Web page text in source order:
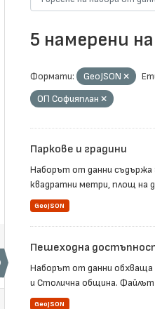
5 намерени
Формати: GeoJSON
ОП Софияплан
Паркове и градини
Наборът от данни съдържа
квадратни метри, площ на
GeoJSON
Пешеходна
Наборът от данни обхваща
и Столична община. Файлът
GeoJSON